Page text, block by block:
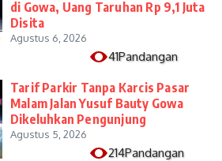
di Gowa, Uang Taruhan Rp 9,1 Juta
Disita
Agustus 6, 2026
41Pandangan
Tarif Parkir Tanpa Karcis Pasar
Malam Jalan Yusuf Bauty Gowa
Dikeluhkan Pengunjung
Agustus 5, 2026
214Pandangan